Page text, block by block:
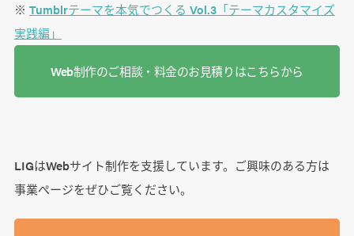
※ Tumblrテーマを本気でつくる Vol.3「テーマカスタマイズ
実践編」
Web制作のご相談・料金のお見積りはこちらから
LIGはWebサイト制作を支援しています。ご興味のある方は
事業ぺージをぜひご覧ください。